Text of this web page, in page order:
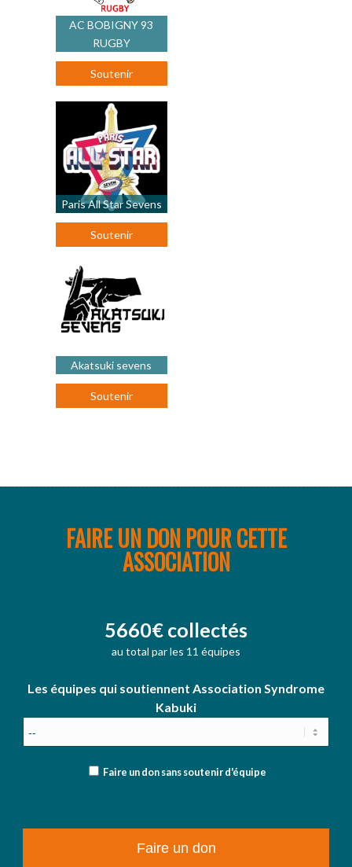
AC BOBIGNY 93
RUGBY
Soutenir
Paris All Star Sevens
Soutenir
Akatsuki sevens
Soutenir
FAIRE UN DON POUR CETTE
ASSOCIATION
5660€ collectés
au total par les 11 équipes
Les équipes qui soutiennent Association Syndrome
Kabuki
Faire un don sans soutenir d'équipe